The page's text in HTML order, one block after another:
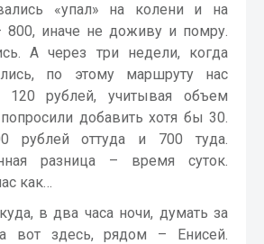
«упал» на колени и на
800, иначе не доживу и помру.
А через три недели, когда
по этому маршруту нас
120 рублей, учитывая объем
добавить хотя бы 30.
рублей оттуда и 700 туда.
разница – время суток.
как…
в два часа ночи, думать за
вот здесь, рядом – Енисей.